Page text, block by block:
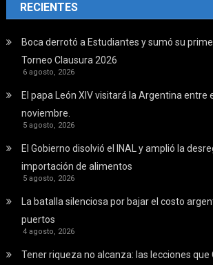
RECIENTES
Boca derrotó a Estudiantes y sumó su
Torneo Clausura 2026
6 agosto, 2026
El papa León XIV visitará la Argentina entre
noviembre.
5 agosto, 2026
El Gobierno disolvió el INAL y amplió la
importación de alimentos
5 agosto, 2026
La batalla silenciosa por bajar el costo
puertos
4 agosto, 2026
Tener riqueza no alcanza: las lecciones que